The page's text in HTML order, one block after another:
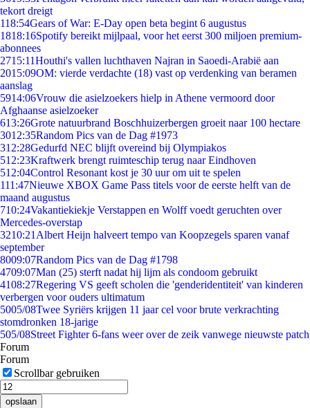
tekort dreigt
118:54Gears of War: E-Day open beta begint 6 augustus
1818:16Spotify bereikt mijlpaal, voor het eerst 300 miljoen premium-
abonnees
2715:11Houthi's vallen luchthaven Najran in Saoedi-Arabië aan
2015:09OM: vierde verdachte (18) vast op verdenking van beramen
aanslag
5914:06Vrouw die asielzoekers hielp in Athene vermoord door
Afghaanse asielzoeker
613:26Grote natuurbrand Boschhuizerbergen groeit naar 100 hectare
3012:35Random Pics van de Dag #1973
312:28Gedurfd NEC blijft overeind bij Olympiakos
512:23Kraftwerk brengt ruimteschip terug naar Eindhoven
512:04Control Resonant kost je 30 uur om uit te spelen
111:47Nieuwe XBOX Game Pass titels voor de eerste helft van de
maand augustus
710:24Vakantiekiekje Verstappen en Wolff voedt geruchten over
Mercedes-overstap
3210:21 Albert Heijn halveert tempo van Koopzegels sparen vanaf
september
8009:07Random Pics van de Dag #1798
4709:07Man (25) sterft nadat hij lijm als condoom gebruikt
4108:27Regering VS geeft scholen die 'genderidentiteit' van kinderen
verbergen voor ouders ultimatum
5005/08Twee Syriërs krijgen 11 jaar cel voor brute verkrachting
stomdronken 18-jarige
505/08Street Fighter 6-fans weer over de zeik vanwege nieuwste patch
Forum
Forum
Scrollbar gebruiken
opslaan